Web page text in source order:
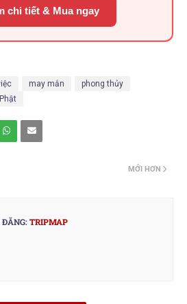
chi tiết & Mua ngay
may mắn
phong thủy
MỚI HƠN
ĐĂNG:TRIPMAP